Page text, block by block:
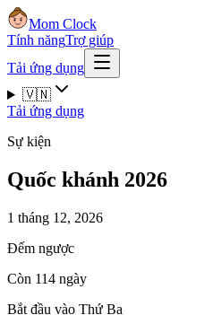
Mom Clock
Tính năngTrợ giúp
Tải ứng dụng
🇻🇳
Tải ứng dụng
Sự kiện
Quốc khánh 2026
1 tháng 12, 2026
Đếm ngược
Còn 114 ngày
Bắt đầu vào Thứ Ba